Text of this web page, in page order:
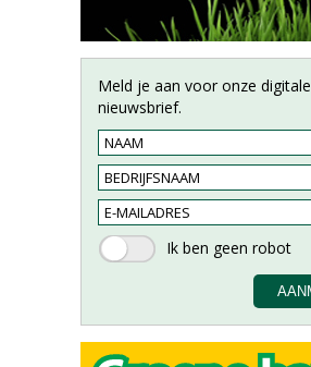
Meld je aan voor onze digitale
nieuwsbrief.